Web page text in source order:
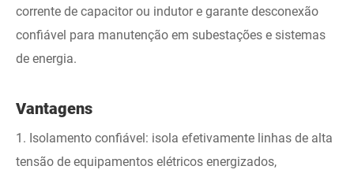
corrente de capacitor ou indutor e garante desconexão
confiável para manutenção em subestações e sistemas
de energia.
Vantagens
1. Isolamento confiável: isola efetivamente linhas de alta
tensão de equipamentos elétricos energizados,